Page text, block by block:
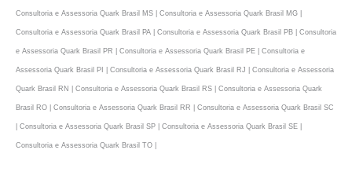
Consultoria e Assessoria Quark Brasil MS | Consultoria e Assessoria Quark Brasil MG |
Consultoria e Assessoria Quark Brasil PA | Consultoria e Assessoria Quark Brasil PB | Consultoria
e Assessoria Quark Brasil PR | Consultoria e Assessoria Quark Brasil PE | Consultoria e
Assessoria Quark Brasil PI | Consultoria e Assessoria Quark Brasil RJ | Consultoria e Assessoria
Quark Brasil RN | Consultoria e Assessoria Quark Brasil RS | Consultoria e Assessoria Quark
Brasil RO | Consultoria e Assessoria Quark Brasil RR | Consultoria e Assessoria Quark Brasil SC
| Consultoria e Assessoria Quark Brasil SP | Consultoria e Assessoria Quark Brasil SE |
Consultoria e Assessoria Quark Brasil TO |